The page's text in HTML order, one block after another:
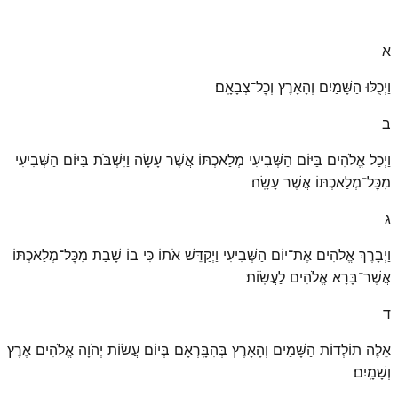
א
וַיְכֻלּוּ הַשָּׁמַיִם וְהָאָרֶץ וְכׇל־צְבָאָֽם׃
ב
וַיְכַל אֱלֹהִים בַּיּוֹם הַשְּׁבִיעִי מְלַאכְתּוֹ אֲשֶׁר עָשָׂה וַיִּשְׁבֹּת בַּיּוֹם הַשְּׁבִיעִי
מִכׇּל־מְלַאכְתּוֹ אֲשֶׁר עָשָֽׂה׃
ג
וַיְבָרֶךְ אֱלֹהִים אֶת־יוֹם הַשְּׁבִיעִי וַיְקַדֵּשׁ אֹתוֹ כִּי בוֹ שָׁבַת מִכׇּל־מְלַאכְתּוֹ
אֲשֶׁר־בָּרָא אֱלֹהִים לַעֲשֽׂוֹת׃
ד
אֵלֶּה תוֹלְדוֹת הַשָּׁמַיִם וְהָאָרֶץ בְּהִבָּֽרְאָם בְּיוֹם עֲשׂוֹת יְהֹוָה אֱלֹהִים אֶרֶץ
וְשָׁמָֽיִם׃